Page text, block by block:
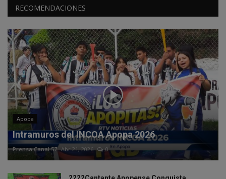
RECOMENDACIONES
Apopa
Intramuros del INCOA Apopa 2026
Prensa Canal 57 Abr 21, 2026 0